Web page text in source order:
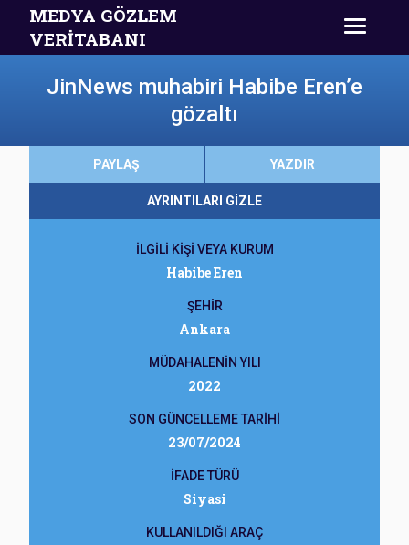
MEDYA GÖZLEM
VERİTABANI
JinNews muhabiri Habibe Eren’e
gözaltı
PAYLAŞ YAZDIR
AYRINTILARI GİZLE
İLGİLİ KİŞİ VEYA KURUM
Habibe Eren
ŞEHİR
Ankara
MÜDAHALENİN YILI
2022
SON GÜNCELLEME TARİHİ
23/07/2024
İFADE TÜRÜ
Siyasi
KULLANILDIĞI ARAÇ